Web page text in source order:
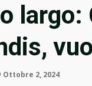
largo:
Ottobre 2, 2024